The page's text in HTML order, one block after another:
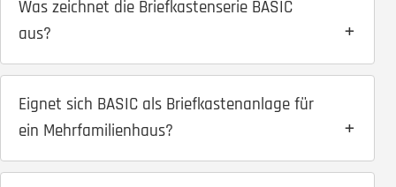
Was zeichnet die Briefkastenserie BASIC
aus?
Eignet sich BASIC als Briefkastenanlage für
ein Mehrfamilienhaus?